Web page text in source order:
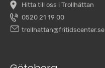
Hitta till oss i Trollhättan
0520 21 19 00
trollhattan@fritidscenter.se